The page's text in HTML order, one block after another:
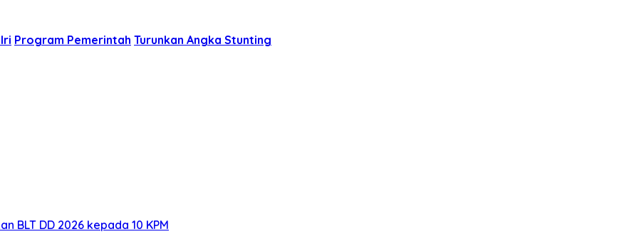
Program Pemerintah Turunkan Angka Stunting
BLT DD 2026 kepada 10 KPM